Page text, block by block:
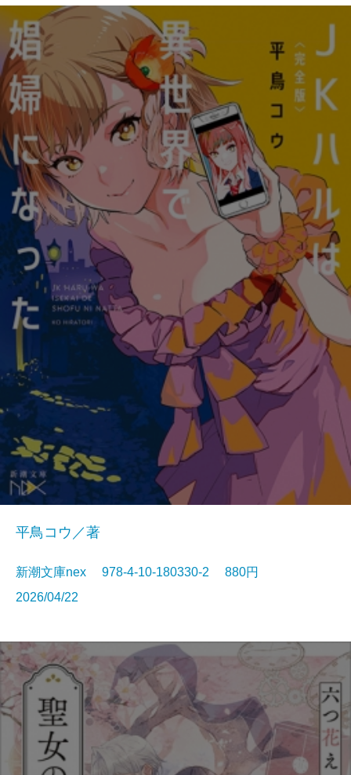
平鳥コウ／著
新潮文庫nex 978-4-10-180330-2 880円
2026/04/22